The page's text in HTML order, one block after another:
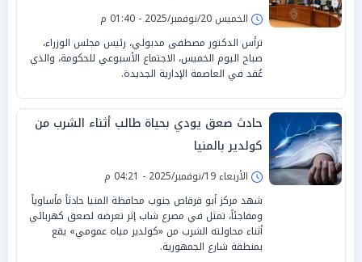
الخميس 20/نوفمبر/2025 - 01:40 م
ترأس الدكتور مصطفى مدبولي، رئيس مجلس الوزراء،
صباح اليوم الخميس، الاجتماع الأسبوعي للحكومة، والذي
عُقد في العاصمة الإدارية الجديدة.
حادث صعق يودي بحياة طالب أثناء الشرب من
كولدير بالمنيا
الأربعاء 19/نوفمبر/2025 - 04:21 م
شهد مركز أبو قرقاص جنوب محافظة المنيا حادثاً مأساوياً
ومفاجئاً، تمثل في مصرع شاب إثر تعرضه لصعق كهربائي
أثناء محاولته الشرب من «كولدير مياه عمومي» يقع
بمنطقة شارع الجمهورية.